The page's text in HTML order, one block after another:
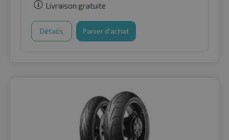
Livraison gratuite
Détails Panier d'achat